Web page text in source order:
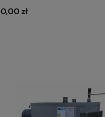
Ciepłomax Czerwony
zł